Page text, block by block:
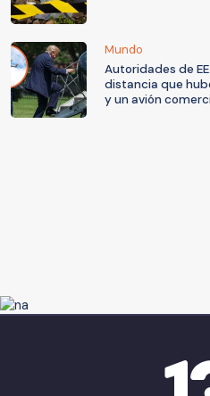
Mundo
Autoridades de
distancia que
y un avión